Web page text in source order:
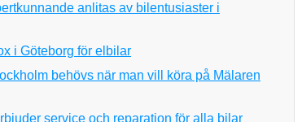
anlitas av bilentusiaster i
i Göteborg för elbilar
behövs när man vill köra på Mälaren
service och reparation för alla bilar